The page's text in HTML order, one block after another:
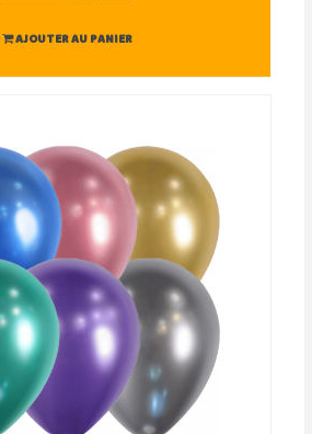
AJOUTER AU PANIER